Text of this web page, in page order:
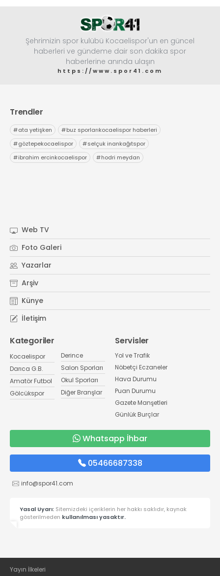
Şehrimizin spor kulübü Kocaelispor'un en güncel
haberleri ve gündeme dair son dakika spor
haberlerine anında ulaşın
https://www.spor41.com
Trendler
#ata yetişken #buz sporlarıkocaelispor haberleri
#göztepekocaelispor #selçuk inankağıtspor
#ibrahim ercinkocaelispor #hodri meydan
Web TV
Foto Galeri
Yazarlar
Arşiv
Künye
İletişim
Kategoriler
Kocaelispor
Darıca G.B.
Amatör Futbol
Gölcükspor
Derince
Salon Sporları
Okul Sporları
Diğer Branşlar
Servisler
Yol ve Trafik
Nöbetçi Eczaneler
Hava Durumu
Puan Durumu
Gazete Manşetleri
Günlük Burçlar
Whatsapp İhbar
05466687338
info@spor41.com
Yasal Uyarı: Sitemizdeki içeriklerin her hakkı saklıdır, kaynak
gösterilmeden kullanılması yasaktır.
Yayın İlkeleri